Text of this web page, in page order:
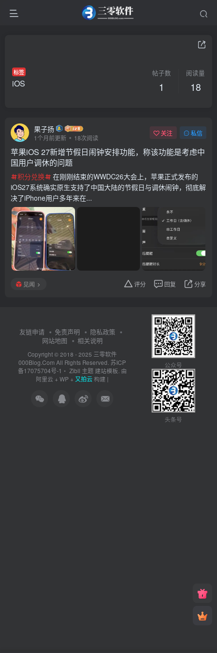
标签
iOS
帖子数
1
阅读量
18
果子扬
1个月前更新 18次阅读
关注 私信
苹果iOS 27新增节假日闹钟安排功能，称该功能是考虑中
国用户调休的问题
积分兑换
在刚刚结束的WWDC26大会上，苹果正式发布的
iOS27系统确实原生支持了中国大陆的节假日与调休闹钟，彻底解
决了iPhone用户多年来在...
见闻 评分 回复 分享
友链申请 免责声明
隐私政策
网站地图
相关说明
Copyright © 2018 - 2025 三零软件
000Blog.Com All Rights Reserved. 苏ICP
备17075704号-1 ・ Zibll 主题建站模板. 由
阿里云 + WP + 又拍云构建 |
公众号
头条号